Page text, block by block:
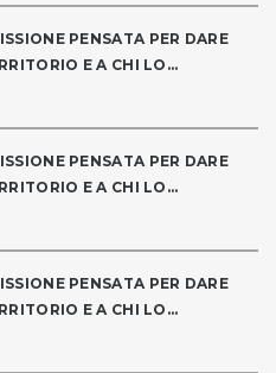
PENSATA PER DARE
E A CHI LO...
PENSATA PER DARE
E A CHI LO...
PENSATA PER DARE
E A CHI LO...